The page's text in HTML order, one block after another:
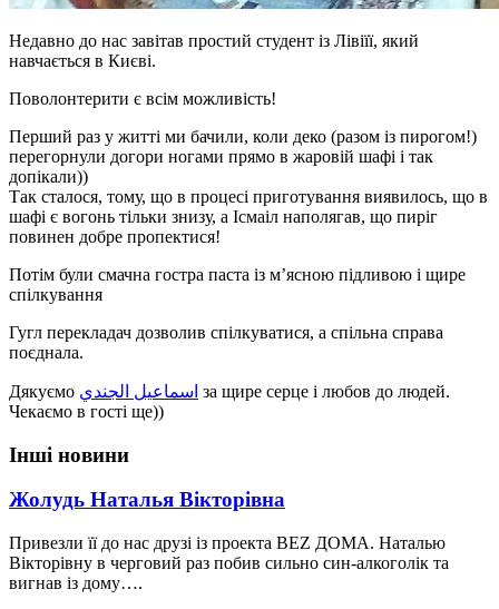
Недавно до нас завітав простий студент із Лівіїї, який
навчається в Києві.
Поволонтерити є всім можливість!
Перший раз у житті ми бачили, коли деко (разом із пирогом!)
перегорнули догори ногами прямо в жаровій шафі і так
допікали))
Так сталося, тому, що в процесі приготування виявилось, що в
шафі є вогонь тільки знизу, а Ісмаіл наполягав, що пиріг
повинен добре пропектися!
Потім були смачна гостра паста із м’ясною підливою і щире
спілкування
Гугл перекладач дозволив спілкуватися, а спільна справа
поєднала.
Дякуємо اسماعيل الجندي за щире серце і любов до людей.
Чекаємо в гості ще))
Інші новини
Жолудь Наталья Вікторівна
Привезли її до нас друзі із проекта BEZ ДОМА. Наталью
Вікторівну в черговий раз побив сильно син-алкоголік та
вигнав із дому….